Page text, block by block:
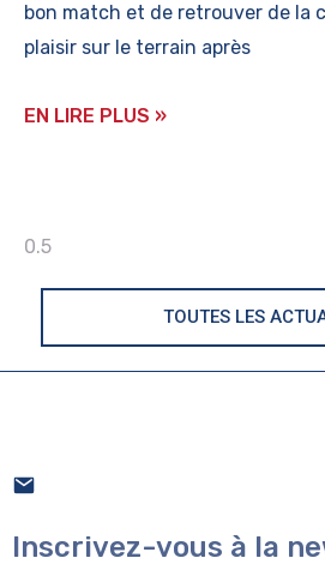
bon match et de retrouver de la
plaisir sur le terrain après
EN LIRE PLUS »
TOUTES LES
Inscrivez-vous à la